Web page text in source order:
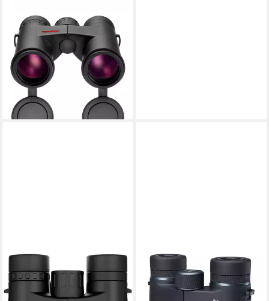
MINOX
Fernglas X-Tour 8x34
Fernglas
178,99 €
UVP
210,00 €
16,35 €mtl. in 12 Raten
lieferbar - in 2-3 Werktagen bei dir